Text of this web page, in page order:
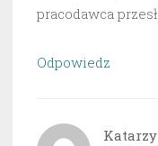
pracodawca
Odpowiedz